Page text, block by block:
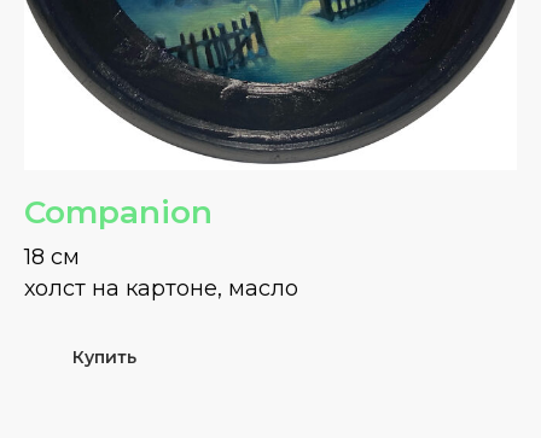
Companion
18 см
холст на картоне, масло
Купить